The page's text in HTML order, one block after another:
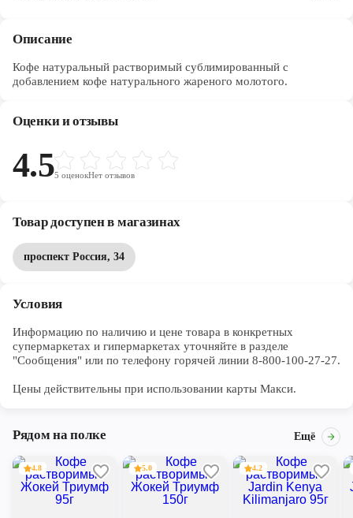
Описание
Кофе натуральный растворимый сублимированный с
добавлением кофе натурального жареного молотого.
Оценки и отзывы
4.55 оценокНет отзывов
Товар доступен в магазинах
проспект Россия, 34
Условия
Информацию по наличию и цене товара в конкретных
супермаркетах и гипермаркетах уточняйте в разделе
"Сообщения" или по телефону горячей линии 8-800-100-27-27.
Цены действительны при использовании карты Макси.
Рядом на полке Ещё
4.8 5.0 4.2